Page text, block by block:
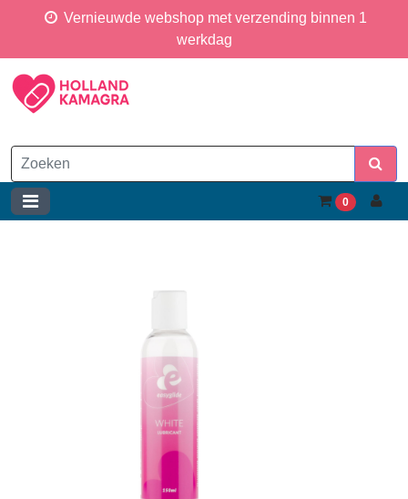
Vernieuwde webshop met verzending binnen 1
werkdag
0